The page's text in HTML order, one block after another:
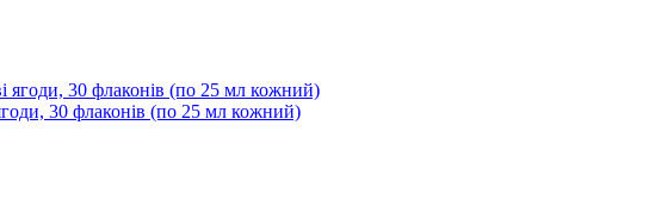
30 флаконів (по 25 мл кожний)